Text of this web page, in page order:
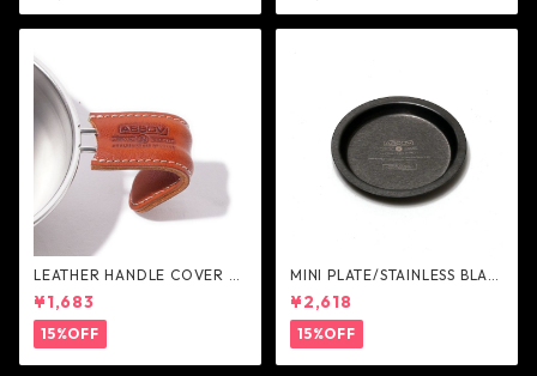
LEATHER HANDLE COVER -
AS2OV
¥1,683
15%OFF
MINI PLATE/STAINLESS BLAC
K - AS2OV
¥2,618
15%OFF